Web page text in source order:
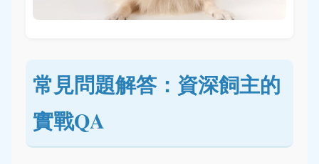
常見問題解答：資深飼主的
實戰QA